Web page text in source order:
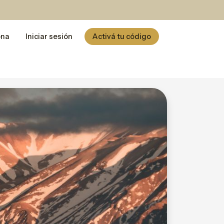
Iniciar sesión Activá tu código